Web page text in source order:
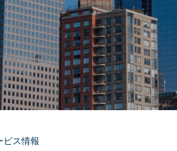
ビス情報